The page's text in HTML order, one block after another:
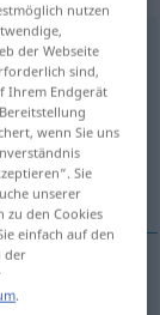
nutzen
der Webseite
sind,
Ihrem Endgerät
wenn Sie uns
Sie
unserer
zu den Cookies
einfach auf den
der
.